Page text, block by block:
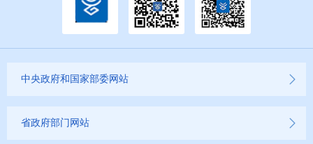
中央政府和国家部委网站
省政府部门网站